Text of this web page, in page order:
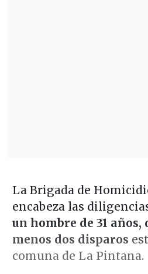
La Brigada de
encabeza las
un hombre de 31 años,
menos dos disparos
comuna de La Pintana.